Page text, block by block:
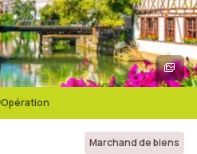
Opération
Marchand de biens